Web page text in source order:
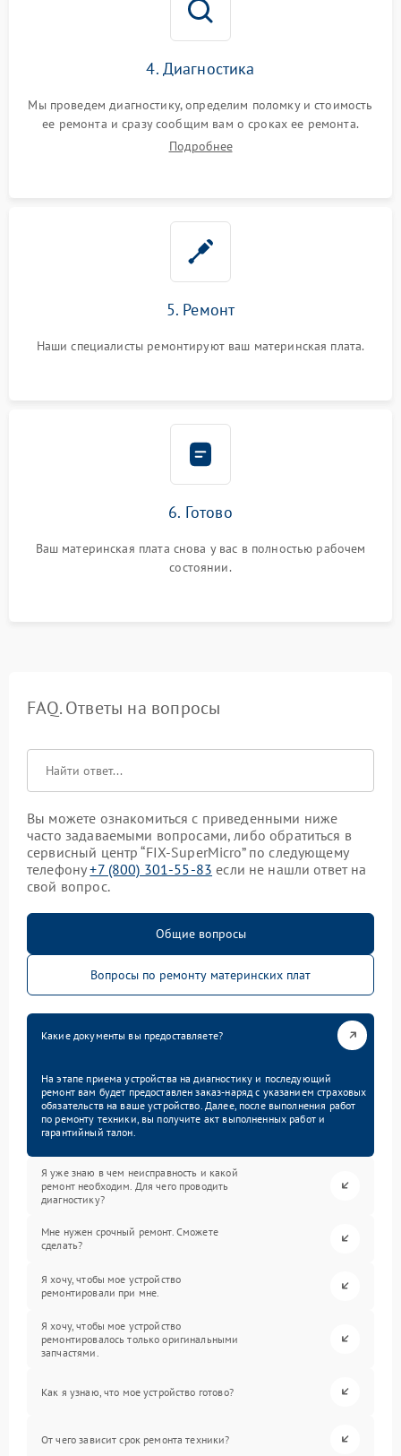
4. Диагностика
Мы проведем диагностику, определим поломку и стоимость
ее ремонта и сразу сообщим вам о сроках ее ремонта.
Подробнее
5. Ремонт
Наши специалисты ремонтируют ваш материнская плата.
6. Готово
Ваш материнская плата снова у вас в полностью рабочем
состоянии.
FAQ. Ответы на вопросы
Вы можете ознакомиться с приведенными ниже
часто задаваемыми вопросами, либо обратиться в
сервисный центр “FIX-SuperMicro” по следующему
телефону+7 (800) 301-55-83 если не нашли ответ на
свой вопрос.
Общие вопросы
Вопросы по ремонту материнских плат
Какие документы вы предоставляете?
На этапе приема устройства на диагностику и последующий
ремонт вам будет предоставлен заказ-наряд с указанием страховых
обязательств на ваше устройство. Далее, после выполнения работ
по ремонту техники, вы получите акт выполненных работ и
гарантийный талон.
Я уже знаю в чем неисправность и какой
ремонт необходим. Для чего проводить
диагностику?
Мне нужен срочный ремонт. Сможете
сделать?
Я хочу, чтобы мое устройство
ремонтировали при мне.
Я хочу, чтобы мое устройство
ремонтировалось только оригинальными
запчастями.
Как я узнаю, что мое устройство готово?
От чего зависит срок ремонта техники?